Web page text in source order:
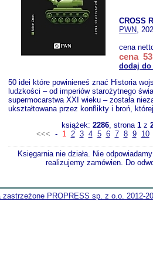
CROSS
PWN,
cena
cena
dodaj do
50 idei które powinieneś znać Historia
ludzkości ­– od imperiów starożytnego
supermocarstwa XXI wieku – została
ukształtowana przez konflikty i broń,
książek: 2286, strona 1z
<<< - 1 2 3 4 5 6 7 8 9 10
Księgarnia nie działa. Nie
realizujemy zamówien. Do
zastrzeżone PROPRESS sp. z o.o. 2012-